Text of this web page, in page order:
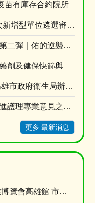
苗有庫存合約院所
115年醫事C第四次新增型單位遴選審查結果
『玩遊戲抽好禮』第二彈｜佑的逆襲：拒檳行動！
高雄市新冠抗病毒藥劑及健保快篩與自費快篩醫療院所名單
115年度第3季「高雄市政府衛生局辦理長期照顧十年計畫3.0居家式照顧暨喘息服務特約審查」
台灣護理學會為促進護理專業意見之蒐集與交流，強化護理人員參與公共事務及政策發展之機會建置「公....
更多 最新消息
2026高齡健康產業博覽會高雄館 市府公私協力打造多元支持中高齡長輩生活方案